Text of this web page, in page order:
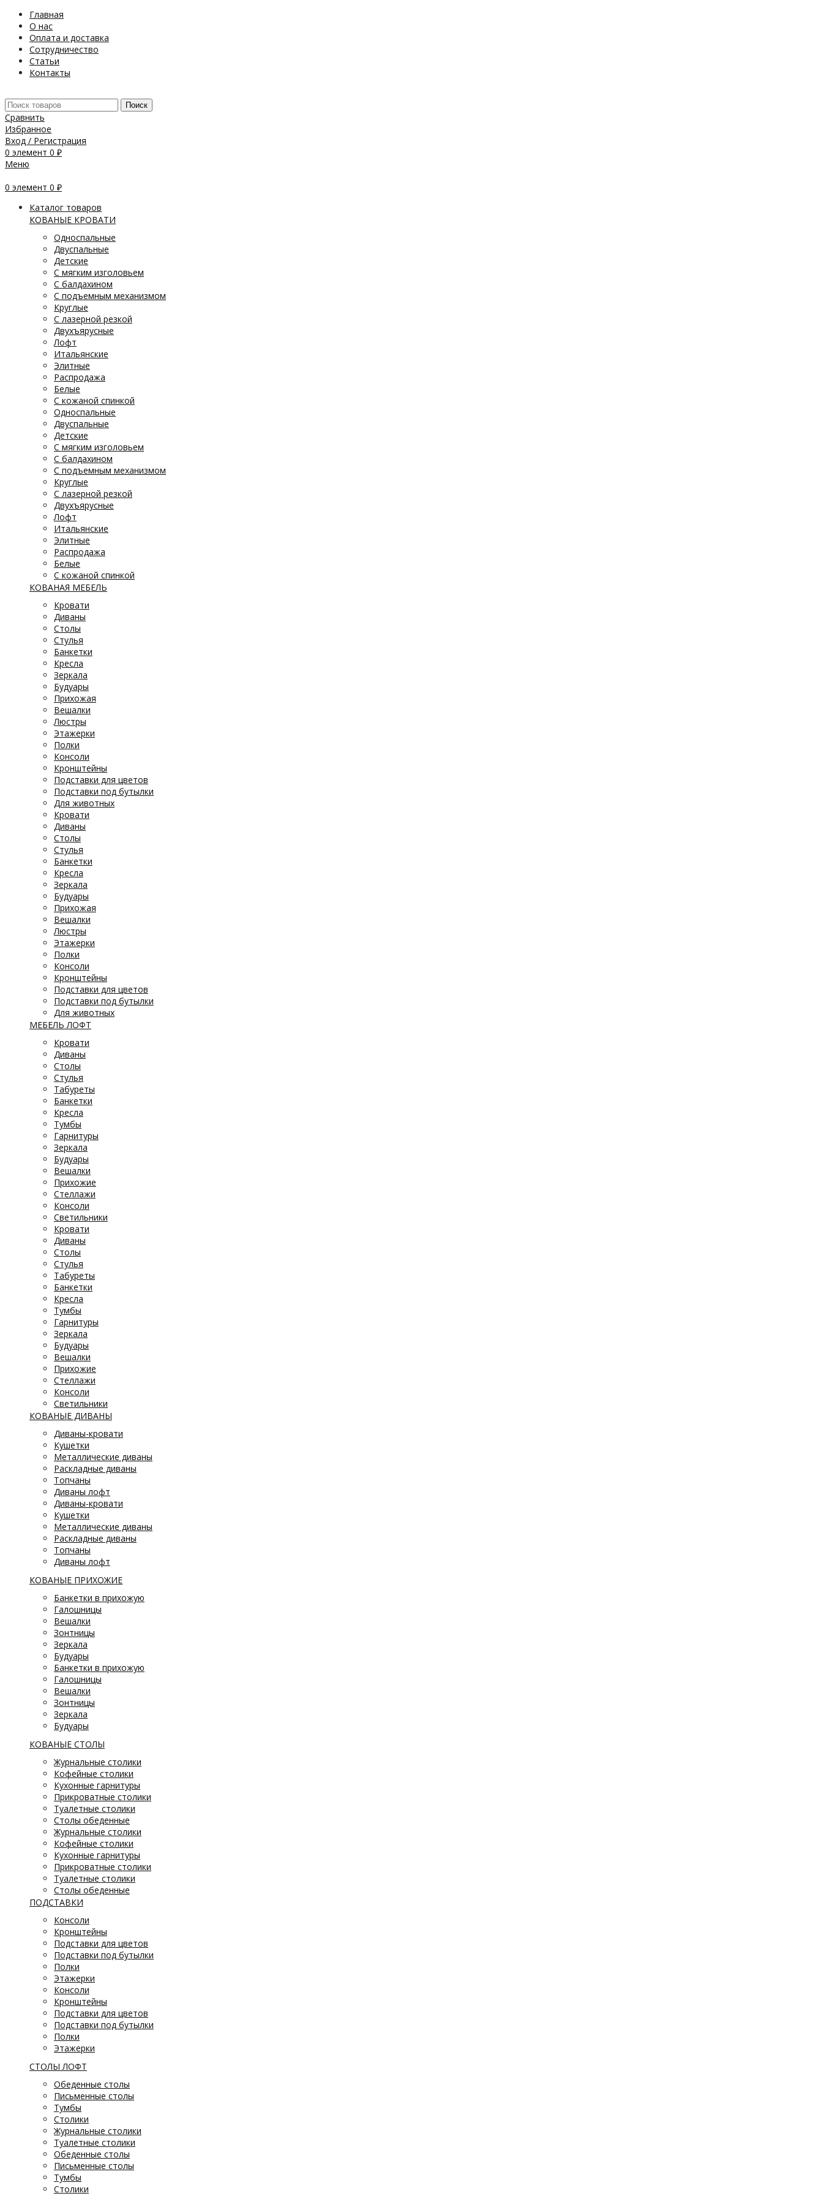
Главная
О нас
Оплата и доставка
Сотрудничество
Статьи
Контакты
Поиск
Сравнить
Избранное
Вход / Регистрация
0 элемент 0 ₽
Меню
0 элемент 0 ₽
Каталог товаров
КОВАНЫЕ КРОВАТИ
Односпальные
Двуспальные
Детские
С мягким изголовьем
С балдахином
С подъемным механизмом
Круглые
С лазерной резкой
Двухъярусные
Лофт
Итальянские
Элитные
Распродажа
Белые
С кожаной спинкой
Односпальные
Двуспальные
Детские
С мягким изголовьем
С балдахином
С подъемным механизмом
Круглые
С лазерной резкой
Двухъярусные
Лофт
Итальянские
Элитные
Распродажа
Белые
С кожаной спинкой
КОВАНАЯ МЕБЕЛЬ
Кровати
Диваны
Столы
Стулья
Банкетки
Кресла
Зеркала
Будуары
Прихожая
Вешалки
Люстры
Этажерки
Полки
Консоли
Кронштейны
Подставки для цветов
Подставки под бутылки
Для животных
Кровати
Диваны
Столы
Стулья
Банкетки
Кресла
Зеркала
Будуары
Прихожая
Вешалки
Люстры
Этажерки
Полки
Консоли
Кронштейны
Подставки для цветов
Подставки под бутылки
Для животных
МЕБЕЛЬ ЛОФТ
Кровати
Диваны
Столы
Стулья
Табуреты
Банкетки
Кресла
Тумбы
Гарнитуры
Зеркала
Будуары
Вешалки
Прихожие
Стеллажи
Консоли
Светильники
Кровати
Диваны
Столы
Стулья
Табуреты
Банкетки
Кресла
Тумбы
Гарнитуры
Зеркала
Будуары
Вешалки
Прихожие
Стеллажи
Консоли
Светильники
КОВАНЫЕ ДИВАНЫ
Диваны-кровати
Кушетки
Металлические диваны
Раскладные диваны
Топчаны
Диваны лофт
Диваны-кровати
Кушетки
Металлические диваны
Раскладные диваны
Топчаны
Диваны лофт
КОВАНЫЕ ПРИХОЖИЕ
Банкетки в прихожую
Галошницы
Вешалки
Зонтницы
Зеркала
Будуары
Банкетки в прихожую
Галошницы
Вешалки
Зонтницы
Зеркала
Будуары
КОВАНЫЕ СТОЛЫ
Журнальные столики
Кофейные столики
Кухонные гарнитуры
Прикроватные столики
Туалетные столики
Столы обеденные
Журнальные столики
Кофейные столики
Кухонные гарнитуры
Прикроватные столики
Туалетные столики
Столы обеденные
ПОДСТАВКИ
Консоли
Кронштейны
Подставки для цветов
Подставки под бутылки
Полки
Этажерки
Консоли
Кронштейны
Подставки для цветов
Подставки под бутылки
Полки
Этажерки
СТОЛЫ ЛОФТ
Обеденные столы
Письменные столы
Тумбы
Столики
Журнальные столики
Туалетные столики
Обеденные столы
Письменные столы
Тумбы
Столики